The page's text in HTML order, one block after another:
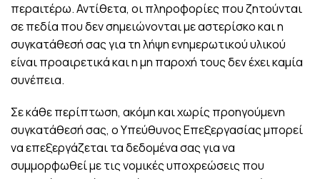
περαιτέρω. Αντίθετα, οι πληροφορίες που ζητούνται
σε πεδία που δεν σημειώνονται με αστερίσκο και η
συγκατάθεσή σας για τη λήψη ενημερωτικού υλικού
είναι προαιρετικά και η μη παροχή τους δεν έχει καμία
συνέπεια.
Σε κάθε περίπτωση, ακόμη και χωρίς προηγούμενη
συγκατάθεσή σας, ο Υπεύθυνος Επεξεργασίας μπορεί
να επεξεργάζεται τα δεδομένα σας για να
συμμορφωθεί με τις νομικές υποχρεώσεις που